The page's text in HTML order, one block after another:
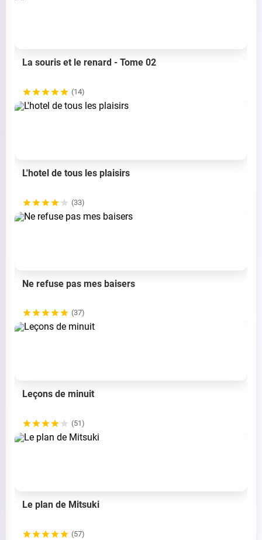
La souris et le renard - Tome 02
(14)
L'hotel de tous les plaisirs
(33)
Ne refuse pas mes baisers
(37)
Leçons de minuit
(51)
Le plan de Mitsuki
(57)